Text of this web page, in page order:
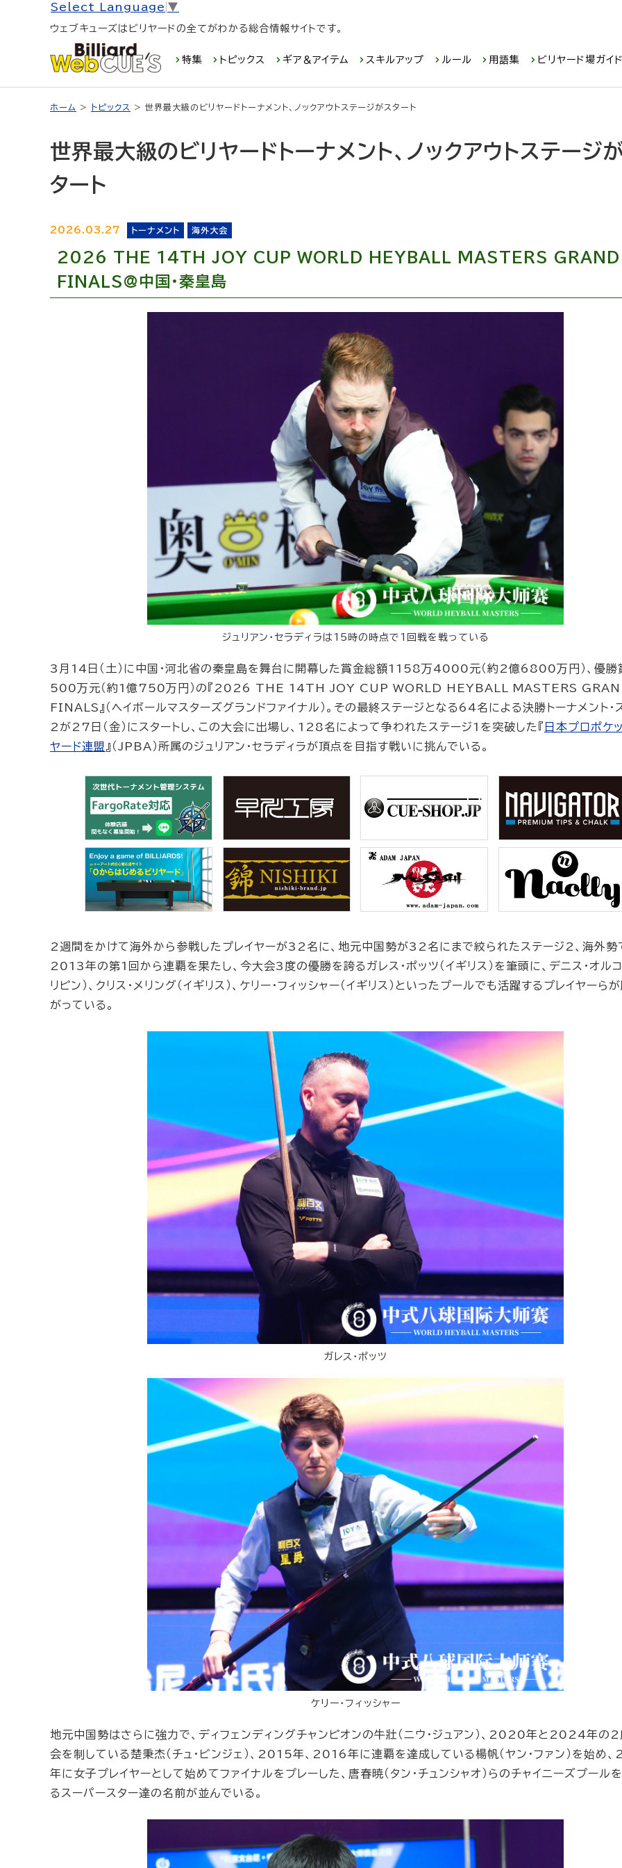
Select Language ▼
ウェブキューズはビリヤードの全てがわかる総合情報サイトです。
特集 トピックス ギア＆アイテム スキルアップ ルール 用語集 ビリヤード場ガイド
ホーム > トピックス > 世界最大級のビリヤードトーナメント、ノックアウトステージがスタート
世界最大級のビリヤードトーナメント、ノックアウトステージ
タート
2026.03.27 トーナメント 海外大会
2026 THE 14TH JOY CUP WORLD HEYBALL MASTERS GRAND
FINALS@中国・秦皇島
ジュリアン・セラディラは15時の時点で1回戦を戦っている
3月14日（土）に中国・河北省の秦皇島を舞台に開幕した賞金総額1158万4000元（約2億6800万円）、優勝
500万元（約1億750万円）の『2026 THE 14TH JOY CUP WORLD HEYBALL MASTERS
FINALS』（ヘイボールマスターズグランドファイナル）。その最終ステージとなる64名による決勝トーナメント・
2が27日（金）にスタートし、この大会に出場し、128名によって争われたステージ1を突破した『 日本プロポケ
ヤード連盟 』（JPBA）所属のジュリアン・セラディラが頂点を目指す戦いに挑んでいる。
2週間をかけて海外から参戦したプレイヤーが32名に、地元中国勢が32名にまで絞られたステージ2、海外勢
2013年の第1回から連覇を果たし、今大会3度の優勝を誇るガレス・ポッツ（イギリス）を筆頭に、デニス・オルコ
リピン）、クリス・メリング（イギリス）、ケリー・フィッシャー（イギリス）といったプールでも活躍するプレイヤーら
がっている。
ガレス・ポッツ
ケリー・フィッシャー
地元中国勢はさらに強力で、ディフェンディングチャンピオンの牛壯（ニウ・ジュアン）、2020年と2024年の
会を制している楚秉杰（チュ・ビンジェ）、2015年、2016年に連覇を達成している楊帆（ヤン・ファン）を始め
年に女子プレイヤーとして始めてファイナルをプレーした、唐春暁（タン・チュンシャオ）らのチャイニーズプール
るスーパースター達の名前が並んでいる。